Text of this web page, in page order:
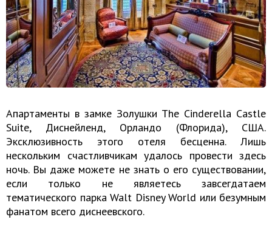
Апартаменты в замке Золушки The Cinderella Castle
Suite, Диснейленд, Орландо (Флорида), США.
Эксклюзивность этого отеля бесценна. Лишь
нескольким счастливчикам удалось провести здесь
ночь. Вы даже можете не знать о его существовании,
если только не являетесь завсегдатаем
тематического парка Walt Disney World или безумным
фанатом всего диснеевского.